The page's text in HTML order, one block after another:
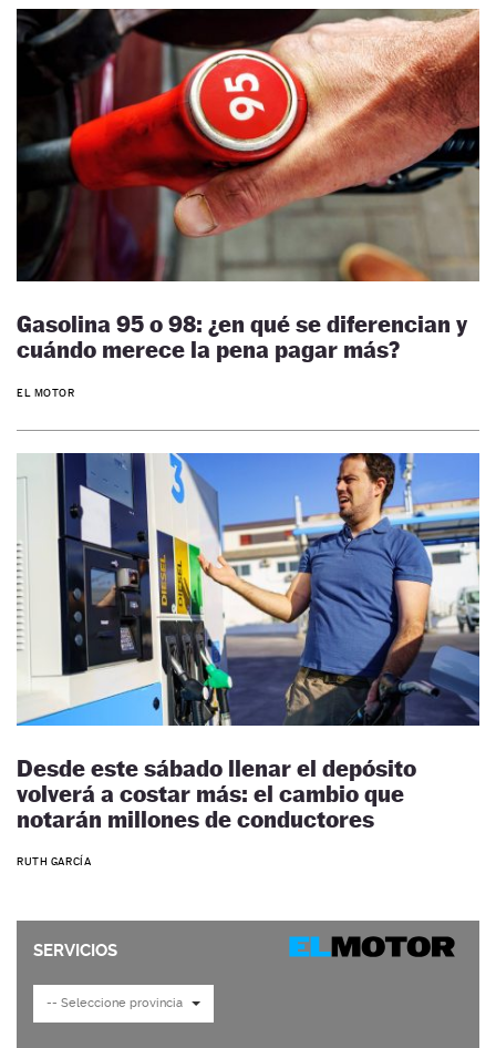
Gasolina 95 o 98: ¿en qué se diferencian y
cuándo merece la pena pagar más?
EL MOTOR
Desde este sábado llenar el depósito
volverá a costar más: el cambio que
notarán millones de conductores
RUTH GARCÍA